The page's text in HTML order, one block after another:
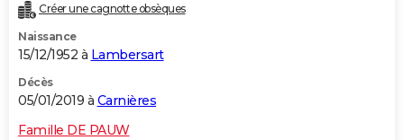
Créer une cagnotte obsèques
Naissance
15/12/1952 à Lambersart
Décès
05/01/2019 à Carnières
Famille DE PAUW